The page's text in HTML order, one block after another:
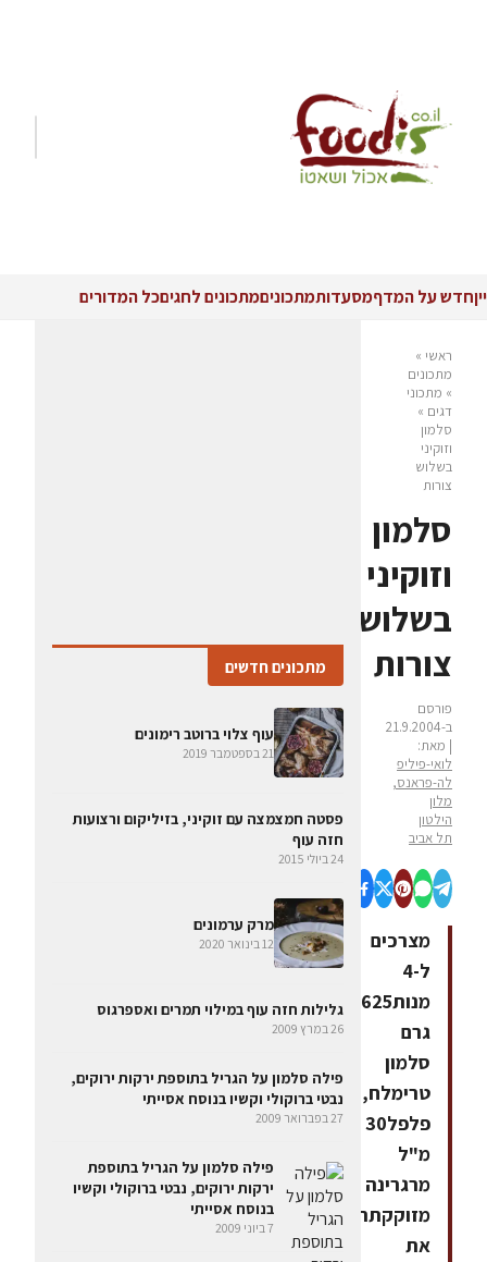
ייןחדש על המדףמסעדותמתכוניםמתכונים לחגיםכל המדורים
ראשי »
מתכונים
» מתכוני
דגים »
סלמון
וזוקיני
בשלוש
צורות
סלמון
וזוקיני
בשלוש
צורות
פורסם
ב-21.9.2004
| מאת:
לואי-פיליפ
לה-פראנס,
מלון
הילטון
תל אביב
מצרכים
ל-4
מנות625
גרם
סלמון
טרימלח,
פלפל30
מ"ל
מרגרינה
מזוקקתתבלו
את
מתכונים חדשים
עוף צלוי ברוטב רימונים
21 בספטמבר 2019
פסטה חמצמצה עם זוקיני, בזיליקום ורצועות
חזה עוף
24 ביולי 2015
מרק ערמונים
12 בינואר 2020
גלילות חזה עוף במילוי תמרים ואספרגוס
26 במרץ 2009
פילה סלמון על הגריל בתוספת ירקות ירוקים,
נבטי ברוקולי וקשיו בנוסח אסייתי
27 בפברואר 2009
פילה סלמון על הגריל בתוספת
ירקות ירוקים, נבטי ברוקולי וקשיו
בנוסח אסייתי
7 ביוני 2009